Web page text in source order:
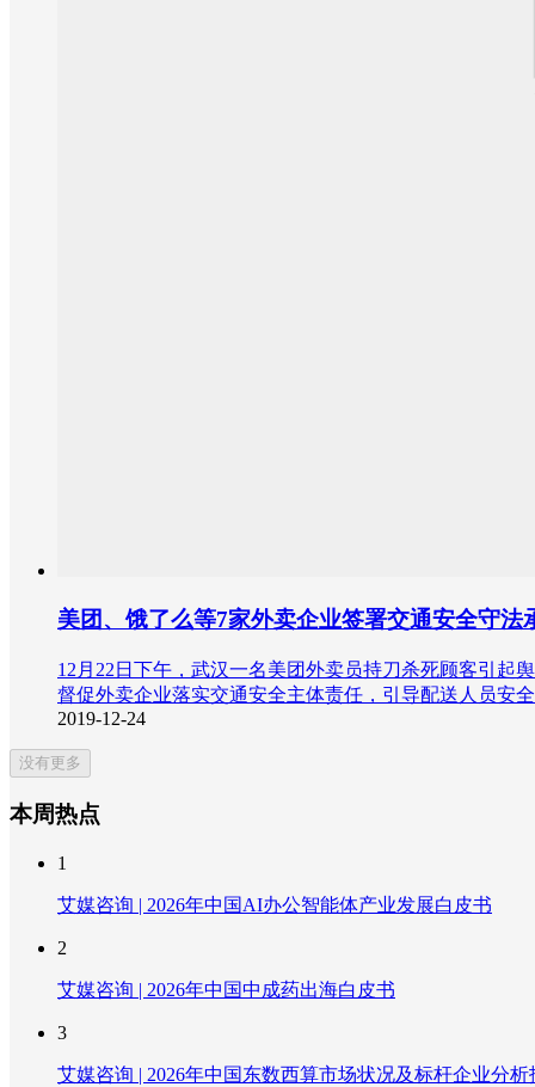
美团、饿了么等7家外卖企业签署交通安全守
12月22日下午，武汉一名美团外卖员持刀杀死顾客引起
督促外卖企业落实交通安全主体责任，引导配送人员安
2019-12-24
没有更多
本周热点
1
艾媒咨询 | 2026年中国AI办公智能体产业发展白皮书
2
艾媒咨询 | 2026年中国中成药出海白皮书
3
艾媒咨询 | 2026年中国东数西算市场状况及标杆企业分析